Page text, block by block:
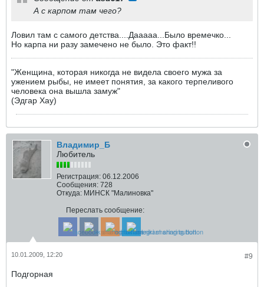
А с карпом там чего?
Ловил там с самого детства....Дааааа...Было времечко...
Но карпа ни разу замечено не было. Это факт!!
"Женщина, которая никогда не видела своего мужа за
ужением рыбы, не имеет понятия, за какого терпеливого
человека она вышла замуж"
(Эдгар Хау)
Владимир_Б
Любитель
Регистрация: 06.12.2006
Сообщения: 728
Откуда: МИНСК "Малиновка"
Переслать сообщение:
#9
10.01.2009, 12:20
Подгорная